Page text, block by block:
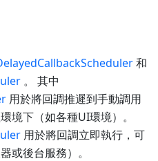
和
。 其中
用於將回調推遲到手動調用
境下（如各種UI環境）。
用於將回調立即執行，可
或後台服務）。